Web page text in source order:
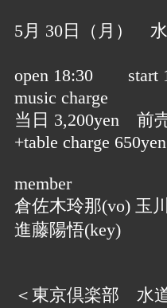
5月 30日（月）
open 18:30 start
music charge
当日 3,200yen 前
+table charge
member
倉佐木玲那(vo) 玉
進藤陽悟(key)
＜東京倶楽部 水